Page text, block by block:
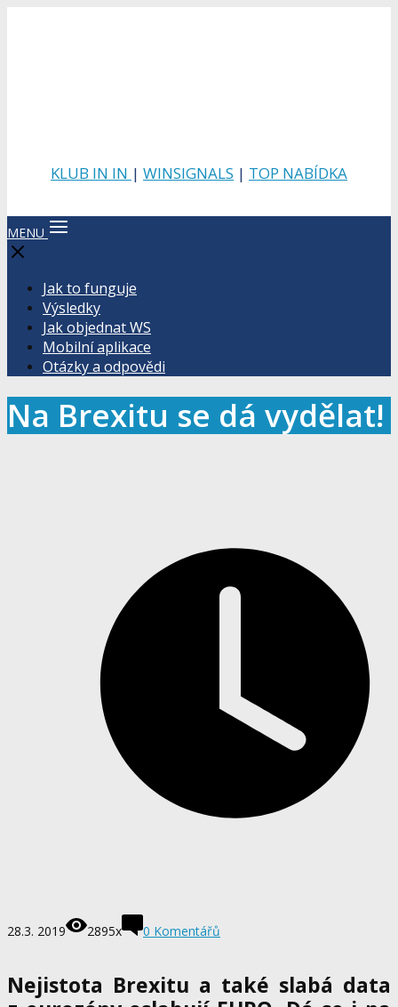
KLUB IN IN | WINSIGNALS | TOP NABÍDKA
MENU
Jak to funguje
Výsledky
Jak objednat WS
Mobilní aplikace
Otázky a odpovědi
Na Brexitu se dá vydělat!
28.3. 2019 2895x 0 Komentářů
Nejistota Brexitu a také slabá data